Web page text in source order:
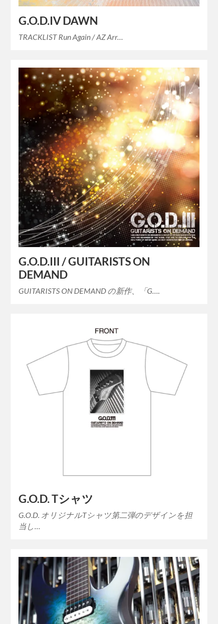
G.O.D.IV DAWN
TRACKLIST Run Again / AZ Arr…
G.O.D.III / GUITARISTS ON
DEMAND
GUITARISTS ON DEMAND の新作、「G….
G.O.D. Tシャツ
G.O.D. オリジナルTシャツ第二弾のデザインを担
当し…